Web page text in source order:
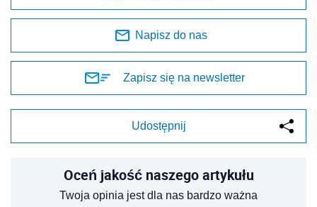
Napisz do nas
Zapisz się na newsletter
Udostępnij
Oceń jakość naszego artykułu
Twoja opinia jest dla nas bardzo ważna